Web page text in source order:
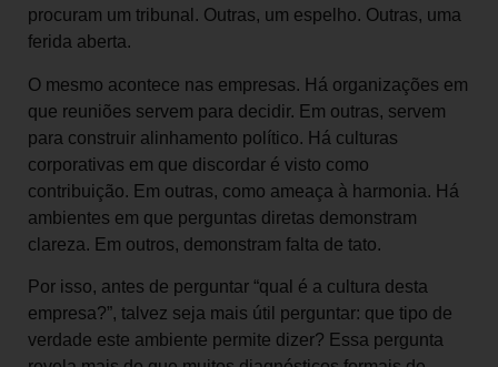
procuram um tribunal. Outras, um espelho. Outras, uma
ferida aberta.
O mesmo acontece nas empresas. Há organizações em
que reuniões servem para decidir. Em outras, servem
para construir alinhamento político. Há culturas
corporativas em que discordar é visto como
contribuição. Em outras, como ameaça à harmonia. Há
ambientes em que perguntas diretas demonstram
clareza. Em outros, demonstram falta de tato.
Por isso, antes de perguntar “qual é a cultura desta
empresa?”, talvez seja mais útil perguntar: que tipo de
verdade este ambiente permite dizer? Essa pergunta